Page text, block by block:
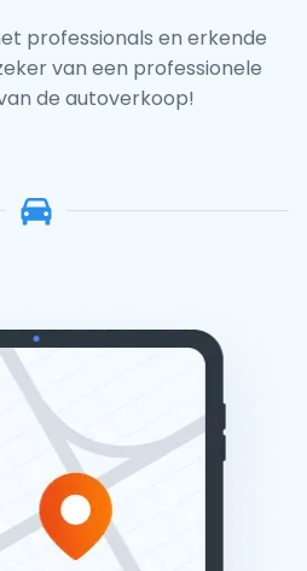
professionals en erkende
van een professionele
de autoverkoop!